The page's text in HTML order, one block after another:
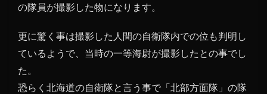
の隊員が撮影した物になります。
更に驚く事は撮影した人間の自衛隊内での位も判明し
ているようで、当時の一等海尉が撮影したとの事でし
た。
恐らく北海道の自衛隊と言う事で「北部方面隊」の隊